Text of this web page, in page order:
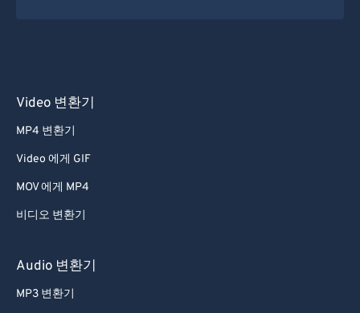
Video 변환기
MP4 변환기
Video 에게 GIF
MOV 에게 MP4
비디오 변환기
Audio 변환기
MP3 변환기